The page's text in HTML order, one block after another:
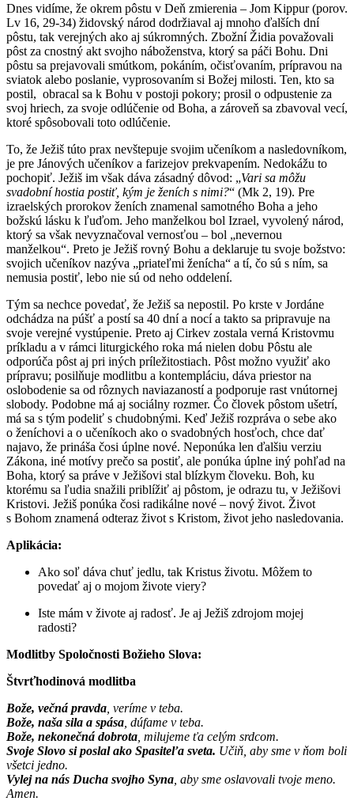
Dnes vidíme, že okrem pôstu v Deň zmierenia – Jom Kippur (porov.
Lv 16, 29-34) židovský národ dodržiaval aj mnoho ďalších dní
pôstu, tak verejných ako aj súkromných. Zbožní Židia považovali
pôst za cnostný akt svojho náboženstva, ktorý sa páči Bohu. Dni
pôstu sa prejavovali smútkom, pokáním, očisťovaním, prípravou na
sviatok alebo poslanie, vyprosovaním si Božej milosti. Ten, kto sa
postil, obracal sa k Bohu v postoji pokory; prosil o odpustenie za
svoj hriech, za svoje odlúčenie od Boha, a zároveň sa zbavoval vecí,
ktoré spôsobovali toto odlúčenie.
To, že Ježiš túto prax nevštepuje svojim učeníkom a nasledovníkom,
je pre Jánových učeníkov a farizejov prekvapením. Nedokážu to
pochopiť. Ježiš im však dáva zásadný dôvod: „Vari sa môžu
svadobní hostia postiť, kým je ženích s nimi?“ (Mk 2, 19). Pre
izraelských prorokov ženích znamenal samotného Boha a jeho
božskú lásku k ľuďom. Jeho manželkou bol Izrael, vyvolený národ,
ktorý sa však nevyznačoval vernosťou – bol „nevernou
manželkou“. Preto je Ježiš rovný Bohu a deklaruje tu svoje božstvo:
svojich učeníkov nazýva „priateľmi ženícha“ a tí, čo sú s ním, sa
nemusia postiť, lebo nie sú od neho oddelení.
Tým sa nechce povedať, že Ježiš sa nepostil. Po krste v Jordáne
odchádza na púšť a postí sa 40 dní a nocí a takto sa pripravuje na
svoje verejné vystúpenie. Preto aj Cirkev zostala verná Kristovmu
príkladu a v rámci liturgického roka má nielen dobu Pôstu ale
odporúča pôst aj pri iných príležitostiach. Pôst možno využiť ako
prípravu; posilňuje modlitbu a kontempláciu, dáva priestor na
oslobodenie sa od rôznych naviazaností a podporuje rast vnútornej
slobody. Podobne má aj sociálny rozmer. Čo človek pôstom ušetrí,
má sa s tým podeliť s chudobnými. Keď Ježiš rozpráva o sebe ako
o ženíchovi a o učeníkoch ako o svadobných hosťoch, chce dať
najavo, že prináša čosi úplne nové. Neponúka len ďalšiu verziu
Zákona, iné motívy prečo sa postiť, ale ponúka úplne iný pohľad na
Boha, ktorý sa práve v Ježišovi stal blízkym človeku. Boh, ku
ktorému sa ľudia snažili priblížiť aj pôstom, je odrazu tu, v Ježišovi
Kristovi. Ježiš ponúka čosi radikálne nové – nový život. Život
s Bohom znamená odteraz život s Kristom, život jeho nasledovania.
Aplikácia:
Ako soľ dáva chuť jedlu, tak Kristus životu. Môžem to
povedať aj o mojom živote viery?
Iste mám v živote aj radosť. Je aj Ježiš zdrojom mojej
radosti?
Modlitby Spoločnosti Božieho Slova:
Štvrťhodinová modlitba
Bože, večná pravda , veríme v teba.
Bože, naša sila a spása , dúfame v teba.
Bože, nekonečná dobrota , milujeme ťa celým srdcom.
Svoje Slovo si poslal ako Spasiteľa sveta. Učiň, aby sme v ňom boli
všetci jedno.
Vylej na nás Ducha svojho Syna , aby sme oslavovali tvoje meno.
Amen.